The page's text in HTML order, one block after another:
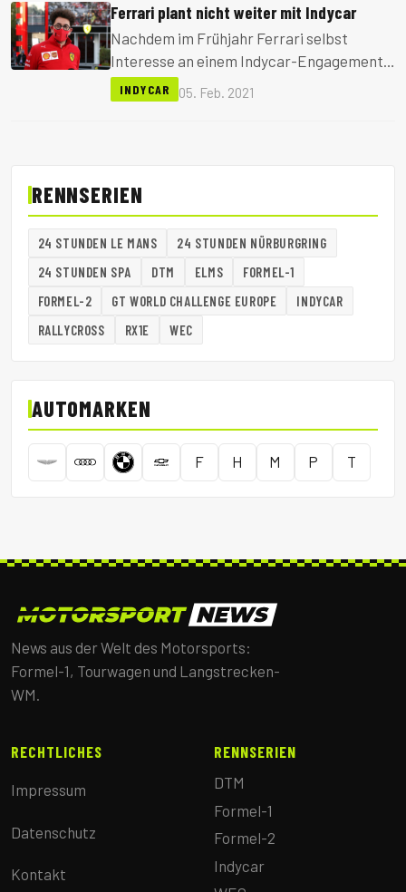
für 2026 bedeuten.
Ferrari plant nicht weiter mit Indycar
Nachdem im Frühjahr Ferrari selbst
Interesse an einem Indycar-Engagement
als Motoren-Hersteller signalisierte, ist
der Flirt wohl wieder beendet.
INDYCAR 05. Feb. 2021
RENNSERIEN
24 STUNDEN LE MANS
24 STUNDEN NÜRBURGRING
24 STUNDEN SPA
DTM ELMS
FORMEL-1
FORMEL-2
GT WORLD CHALLENGE EUROPE
INDYCAR
RALLYCROSS
RX1E WEC
AUTOMARKEN
F H M P T
News aus der Welt des Motorsports:
Formel-1, Tourwagen und Langstrecken-
WM.
RECHTLICHES
Impressum
Datenschutz
Kontakt
RENNSERIEN
DTM
Formel-1
Formel-2
Indycar